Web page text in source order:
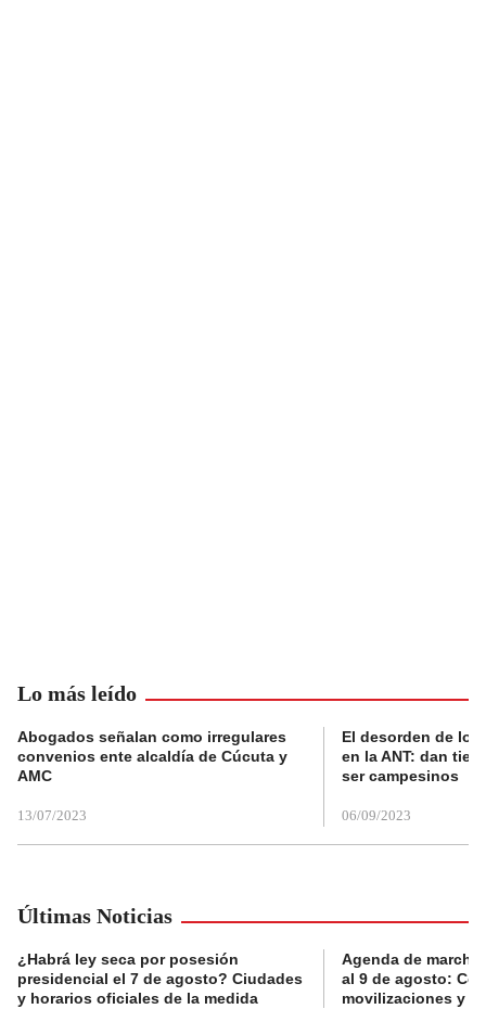
Lo más leído
Abogados señalan como irregulares
convenios ente alcaldía de Cúcuta y
AMC
13/07/2023
El desorden de
en la ANT: dan
ser campesinos
06/09/2023
Últimas Noticias
¿Habrá ley seca por posesión
presidencial el 7 de agosto? Ciudades
y horarios oficiales de la medida
Agenda de
al 9 de agosto:
movilizaciones y